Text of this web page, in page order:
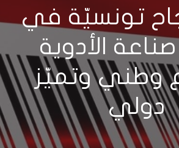
تونسيّة في
الأدوية
وطني وتميّز
دولي